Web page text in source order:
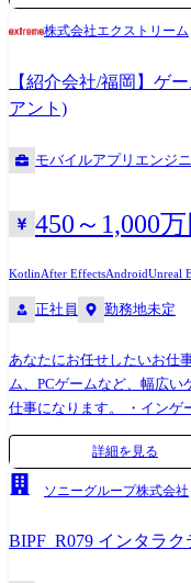
材制作(バナー、アイコン、アイテムなど) ※当
想定) ※現状ゲーム方向性はFIXしており、実装も一定進んだ段階で、画
面内の小物やUI/UXのブラ
ョン) 業務、ストーリーパ
新規タイトル含めた他プロ
株式会社エクストリーム
【紹介会社/福岡】ゲ
アント)
モバイルアプリエンジ
450～1,000万
KotlinAfter EffectsAndroidUnreal
正社員 勤務地未定
あなたにお任せしたいお仕
ム、PCゲームなど、幅広
仕事になります。 ・インゲ
実装など) ・アウトゲーム
・API実装 ・開発環境の整
ど・外部もしくは他部署と
ナミなど、ゲーム業界を牽
詳細を見る
ソニーグループ株式会社
BIPF_R079 インタラ